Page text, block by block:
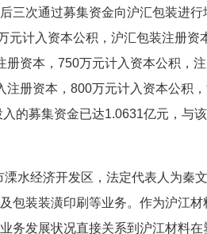
三次通过募集资金向沪汇包装进
计入资本公积，沪汇包装注册资
资本，750万元计入资本公积，
册资本，800万元计入资本公积
的募集资金已达1.0631亿元，与
水经济开发区，法定代表人为秦
包装装潢印刷等业务。作为沪江
务发展状况直接关系到沪江材料